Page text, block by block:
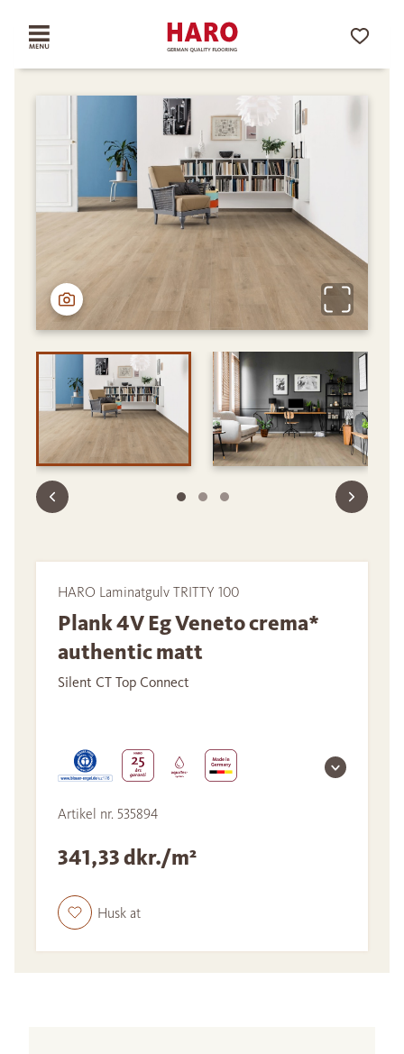
HARO Laminatgulv TRITTY 100
Plank 4V Eg Veneto crema*
authentic matt
Silent CT Top Connect
Artikel nr. 535894
341,33 dkr./m²
Husk at